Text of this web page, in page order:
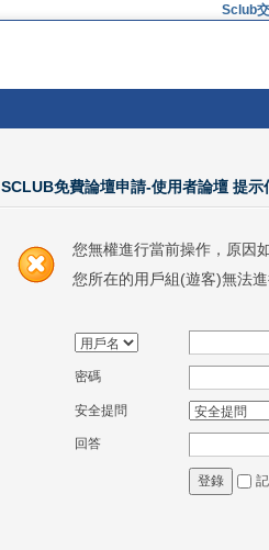
Sclub
SCLUB免費論壇申請-使用者論壇 提示
您無權進行當前操作，原因
您所在的用戶組(遊客)無法進
密碼
安全提問
回答
登錄